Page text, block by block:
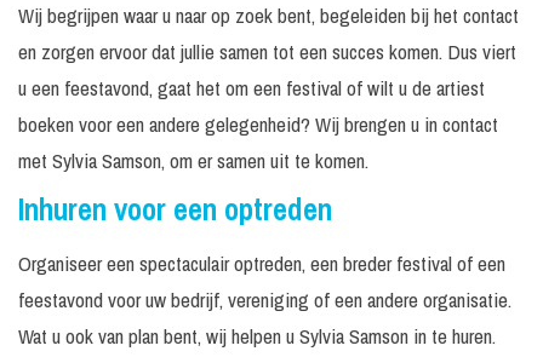
Wij begrijpen waar u naar op zoek bent, begeleiden bij het contact
en zorgen ervoor dat jullie samen tot een succes komen. Dus viert
u een feestavond, gaat het om een festival of wilt u de artiest
boeken voor een andere gelegenheid? Wij brengen u in contact
met Sylvia Samson, om er samen uit te komen.
Inhuren voor een optreden
Organiseer een spectaculair optreden, een breder festival of een
feestavond voor uw bedrijf, vereniging of een andere organisatie.
Wat u ook van plan bent, wij helpen u Sylvia Samson in te huren.